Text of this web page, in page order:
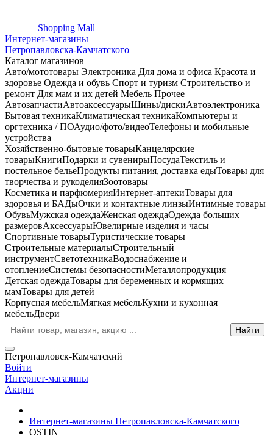
Shopping Mall
Интернет-магазины
Петропавловска-Камчатского
Каталог магазинов
Авто/мототовары Электроника Для дома и офиса Красота и
здоровье Одежда и обувь Спорт и туризм Строительство и
ремонт Для мам и их детей Мебель Прочее
АвтозапчастиАвтоаксессуарыШины/дискиАвтоэлектроника
Бытовая техникаКлиматическая техникаКомпьютеры и
оргтехника / ПОАудио/фото/видеоТелефоны и мобильные
устройства
Хозяйственно-бытовые товарыКанцелярские
товарыКнигиПодарки и сувенирыПосудаТекстиль и
постельное бельеПродукты питания, доставка едыТовары для
творчества и рукоделияЗоотовары
Косметика и парфюмерияИнтернет-аптекиТовары для
здоровья и БАДыОчки и контактные линзыИнтимные товары
ОбувьМужская одеждаЖенская одеждаОдежда больших
размеровАксессуарыЮвелирные изделия и часы
Спортивные товарыТуристические товары
Строительные материалыСтроительный
инструментСветотехникаВодоснабжение и
отоплениеСистемы безопасностиМеталлопродукция
Детская одеждаТовары для беременных и кормящих
мамТовары для детей
Корпусная мебельМягкая мебельКухни и кухонная
мебельДвери
Петропавловск-Камчатский
Войти
Интернет-магазины
Акции
Интернет-магазины Петропавловска-Камчатского
OSTIN